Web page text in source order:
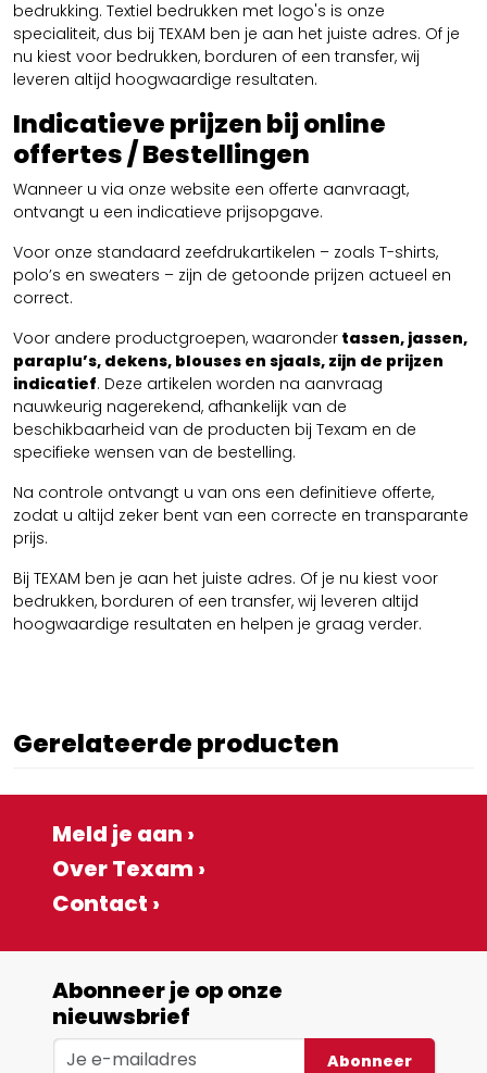
bedrukking. Textiel bedrukken met logo's is onze
specialiteit, dus bij TEXAM ben je aan het juiste adres. Of je
nu kiest voor bedrukken, borduren of een transfer, wij
leveren altijd hoogwaardige resultaten.
Indicatieve prijzen bij online
offertes / Bestellingen
Wanneer u via onze website een offerte aanvraagt,
ontvangt u een indicatieve prijsopgave.
Voor onze standaard zeefdrukartikelen – zoals T-shirts,
polo’s en sweaters – zijn de getoonde prijzen actueel en
correct.
Voor andere productgroepen, waaronder tassen, jassen,
paraplu’s, dekens, blouses en sjaals, zijn de prijzen
indicatief. Deze artikelen worden na aanvraag
nauwkeurig nagerekend, afhankelijk van de
beschikbaarheid van de producten bij Texam en de
specifieke wensen van de bestelling.
Na controle ontvangt u van ons een definitieve offerte,
zodat u altijd zeker bent van een correcte en transparante
prijs.
Bij TEXAM ben je aan het juiste adres. Of je nu kiest voor
bedrukken, borduren of een transfer, wij leveren altijd
hoogwaardige resultaten en helpen je graag verder.
Gerelateerde producten
Meld je aan ›
Over Texam ›
Contact ›
Abonneer je op onze
nieuwsbrief
Abonneer